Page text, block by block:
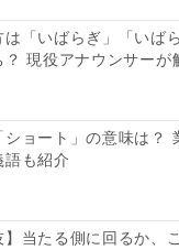
付与されます。通常
で1000ポイントにな
与されるタイミン
れた人が登録を完了
6月28日からは登録
ます。これまでよ
「いばらぎ」「いば
？ 現役アナウンサーが
ショート」の意味は？
語も紹介
】当たる側に回るか、